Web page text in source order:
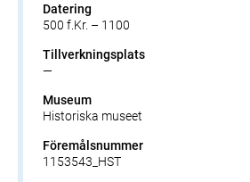
Datering
500 f.Kr. – 1100
Tillverkningsplats
—
Museum
Historiska museet
Föremålsnummer
1153543_HST